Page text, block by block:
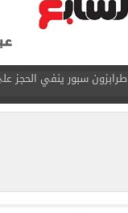
منتخب ناشئات كرة اليد يخسر أمام إسبانيا 27 - 26 فى
قفزة أعادت الزمن
الزمالك يبلغ 4 لاعبين بعدم التواجد مع الفريق الأول بالموسم الجديد